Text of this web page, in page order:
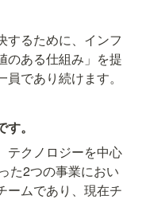
するために、インフ
のある仕組み」を提
であり続けます。
。
テクノロジーを中心
た2つの事業におい
ームであり、現在チ